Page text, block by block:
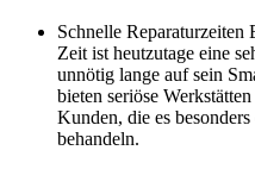
Schnelle Reparaturzeiten
Zeit ist heutzutage eine
unnötig lange auf sein
bieten seriöse
Kunden, die es
behandeln.